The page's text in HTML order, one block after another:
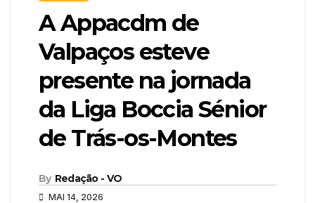
A Appacdm de
Valpaços esteve
presente na jornada
da Liga Boccia Sénior
de Trás-os-Montes
By Redação - VO
MAI 14, 2026